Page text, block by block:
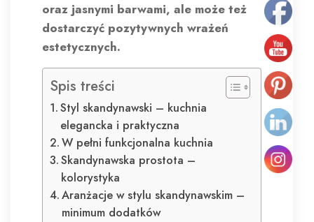
oraz jasnymi barwami, ale może też
dostarczyć pozytywnych wrażeń
estetycznych.
Spis treści
Styl skandynawski – kuchnia
elegancka i praktyczna
W pełni funkcjonalna kuchnia
Skandynawska prostota –
kolorystyka
Aranżacje w stylu skandynawskim –
minimum dodatków